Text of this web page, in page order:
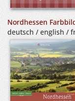
Nordhessen
deutsch / english /